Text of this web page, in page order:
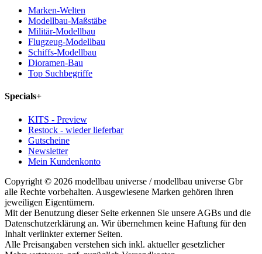
Marken-Welten
Modellbau-Maßstäbe
Militär-Modellbau
Flugzeug-Modellbau
Schiffs-Modellbau
Dioramen-Bau
Top Suchbegriffe
Specials+
KITS - Preview
Restock - wieder lieferbar
Gutscheine
Newsletter
Mein Kundenkonto
Copyright © 2026 modellbau universe / modellbau universe Gbr
alle Rechte vorbehalten. Ausgewiesene Marken gehören ihren
jeweiligen Eigentümern.
Mit der Benutzung dieser Seite erkennen Sie unsere AGBs und die
Datenschutzerklärung an. Wir übernehmen keine Haftung für den
Inhalt verlinkter externer Seiten.
Alle Preisangaben verstehen sich inkl. aktueller gesetzlicher